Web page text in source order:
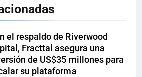
el respaldo de Riverwood
Fracttal asegura una
de US$35 millones para
su plataforma